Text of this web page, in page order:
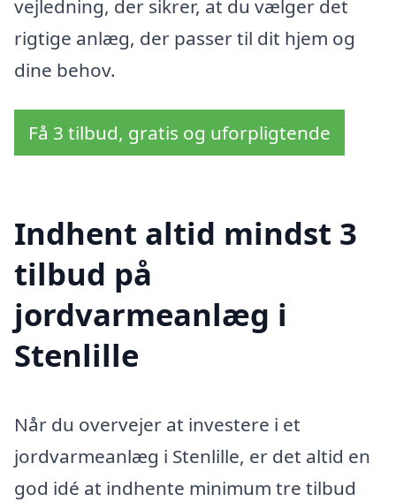
vejledning, der sikrer, at du vælger det
rigtige anlæg, der passer til dit hjem og
dine behov.
Få 3 tilbud, gratis og uforpligtende
Indhent altid mindst 3
tilbud på
jordvarmeanlæg i
Stenlille
Når du overvejer at investere i et
jordvarmeanlæg i Stenlille, er det altid en
god idé at indhente minimum tre tilbud